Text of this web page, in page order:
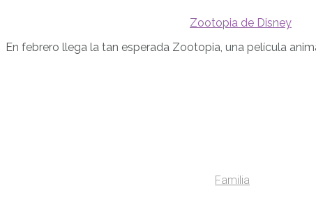
Zootopia de Disney
En febrero llega la tan esperada Zootopia, una película
Familia